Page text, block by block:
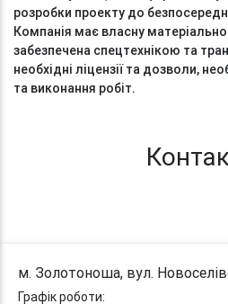
розробки проекту до
Компанія має власну
забезпечена спецтехнікою та
необхідні ліцензії та дозволи,
та виконання робіт.
м. Золотоноша, вул.
Графік роботи: